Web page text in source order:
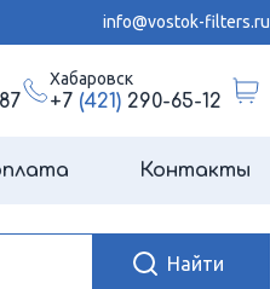
info@vostok-filters.ru
Хабаровск
+7 (421)290-65-12
Контакты